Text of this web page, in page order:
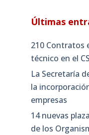
Últimas
210 Contratos
técnico en el
La Secretaría
la
empresas
14 nuevas
de los